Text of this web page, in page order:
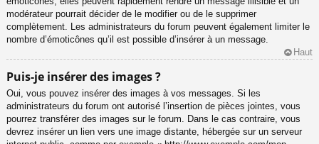
modérateur pourrait décider de le modifier ou de le supprimer
complètement. Les administrateurs du forum peuvent également limiter le
nombre d’émoticônes qu’il est possible d’insérer à un message.
Haut
Puis-je insérer des images ?
Oui, vous pouvez insérer des images à vos messages. Si les
administrateurs du forum ont autorisé l’insertion de pièces jointes, vous
pourrez transférer des images sur le forum. Dans le cas contraire, vous
devrez insérer un lien vers une image distante, hébergée sur un serveur